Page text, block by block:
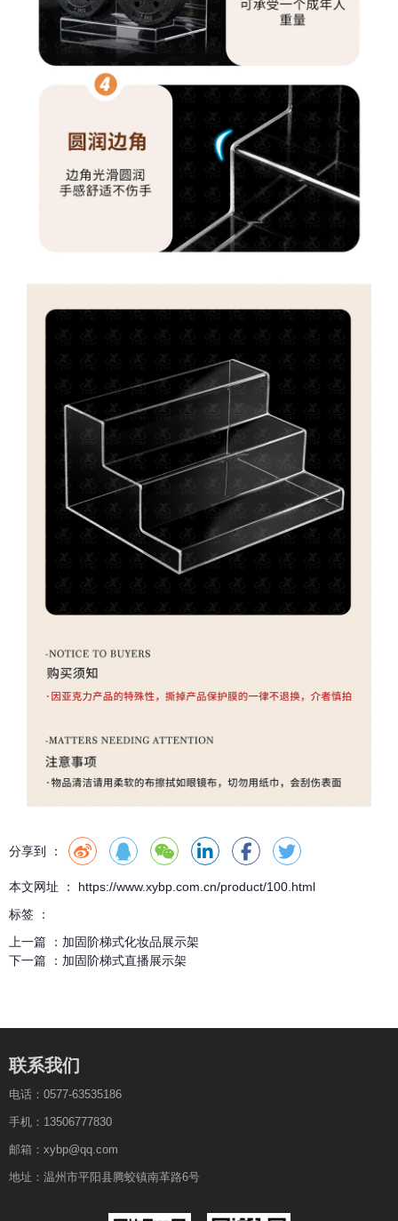
分享到 ：
本文网址 ： https://www.xybp.com.cn/product/100.html
标签 ：
上一篇 ： 加固阶梯式化妆品展示架
下一篇 ： 加固阶梯式直播展示架
联系我们
电话：0577-63535186
手机：13506777830
邮箱：xybp@qq.com
地址：温州市平阳县腾蛟镇南革路6号